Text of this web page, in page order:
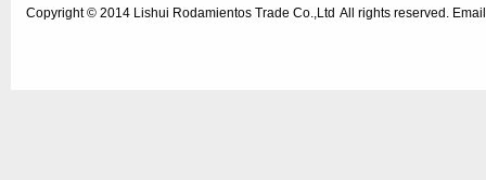
Copyright © 2014 Lishui Rodamientos Trade Co.,Ltd All rights reserved.